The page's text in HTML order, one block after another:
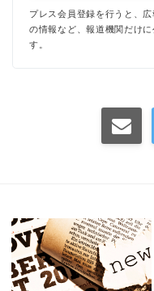
プレス会員登録を行うと、
の情報など、報道機関だけ
す。